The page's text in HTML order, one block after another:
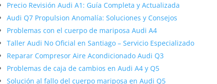
Precio Revisión Audi A1: Guía Completa y Actualizada
Audi Q7 Propulsion Anomalía: Soluciones y Consejos
Problemas con el cuerpo de mariposa Audi A4
Taller Audi No Oficial en Santiago – Servicio Especializado
Reparar Compresor Aire Acondicionado Audi Q3
Problemas de caja de cambios en Audi A4 y Q5
Solución al fallo del cuerpo mariposa en Audi Q5